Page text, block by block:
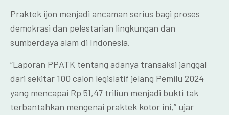
Praktek ijon menjadi ancaman serius bagi proses
demokrasi dan pelestarian lingkungan dan
sumberdaya alam di Indonesia.
“Laporan PPATK tentang adanya transaksi janggal
dari sekitar 100 calon legislatif jelang Pemilu 2024
yang mencapai Rp 51,47 triliun menjadi bukti tak
terbantahkan mengenai praktek kotor ini,” ujar